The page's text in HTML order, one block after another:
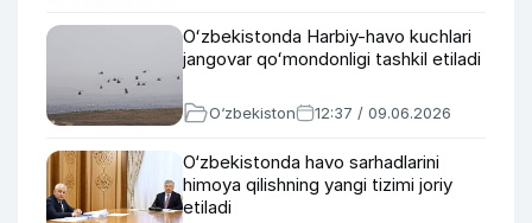
Oʻzbekistonda Harbiy-havo kuchlari
jangovar qoʻmondonligi tashkil etiladi
O‘zbekiston 12:37 / 09.06.2026
O‘zbekistonda havo sarhadlarini
himoya qilishning yangi tizimi joriy
etiladi